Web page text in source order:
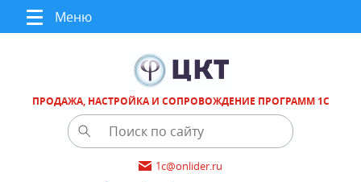
Меню
ПРОДАЖА, НАСТРОЙКА И СОПРОВОЖДЕНИЕ ПРОГРАММ 1С
1c@onlider.ru